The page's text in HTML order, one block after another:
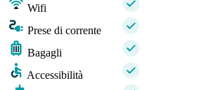
Wifi
Prese di corrente
Bagagli
Accessibilità